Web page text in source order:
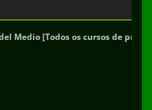
Medio [Todos os cursos de